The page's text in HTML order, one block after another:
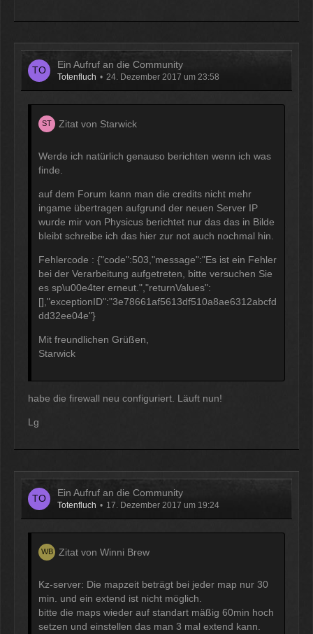
Ein Aufruf an die Community
Totenfluch 24. Dezember 2017 um 23:58
Zitat von Starwick
Werde ich natürlich genauso berichten wenn ich was
finde.
auf dem Forum kann man die credits nicht mehr
ingame übertragen aufgrund der neuen Server IP
wurde mir von Physicus berichtet nur das das in Bilde
bleibt schreibe ich das hier zur not auch nochmal hin.
Fehlercode : {"code":503,"message":"Es ist ein Fehler
bei der Verarbeitung aufgetreten, bitte versuchen Sie
es sp\u00e4ter erneut.","returnValues":
[],"exceptionID":"3e78661af5613df510a8ae6312abcfd
dd32ee04e"}
Mit freundlichen Grüßen,
Starwick
habe die firewall neu configuriert. Läuft nun!
Lg
Ein Aufruf an die Community
Totenfluch 17. Dezember 2017 um 19:24
Zitat von Winni Brew
Kz-server: Die mapzeit beträgt bei jeder map nur 30
min. und ein extend ist nicht möglich.
bitte die maps wieder auf standart mäßig 60min hoch
setzen und einstellen das man 3 mal extend kann.